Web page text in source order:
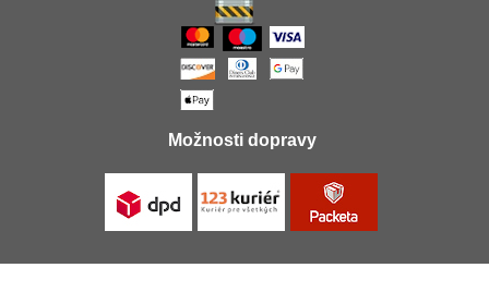
Možnosti dopravy